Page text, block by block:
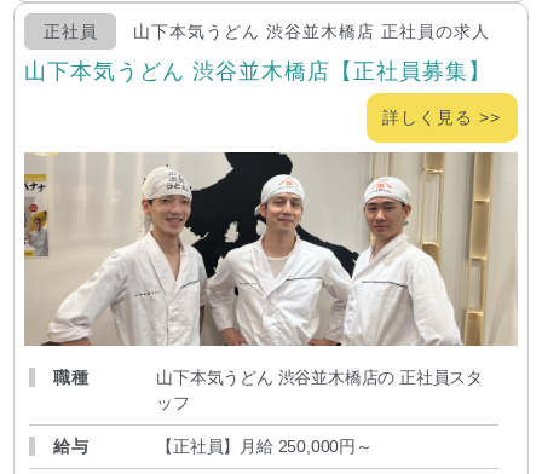
正社員 山下本気うどん 渋谷並木橋店 正社員の求人
山下本気うどん 渋谷並木橋店【正社員募集】
詳しく見る >>
職種
山下本気うどん 渋谷並木橋店の 正社員スタ
ッフ
給与 【正社員】月給 250,000円～